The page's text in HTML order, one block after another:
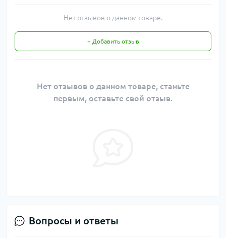
Нет отзывов о данном товаре.
+ Добавить отзыв
Нет отзывов о данном товаре, станьте
первым, оставьте свой отзыв.
Вопросы и ответы